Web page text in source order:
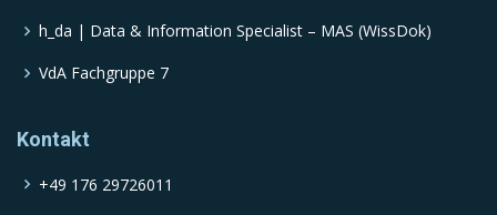
h_da | Data & Information Specialist – MAS (WissDok)
VdA Fachgruppe 7
Kontakt
+49 176 29726011